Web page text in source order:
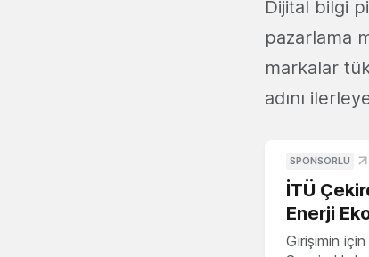
Dijital bilgi
pazarlama
markalar
adını
SPONSORLU
İTÜ
Enerji
Girişimin